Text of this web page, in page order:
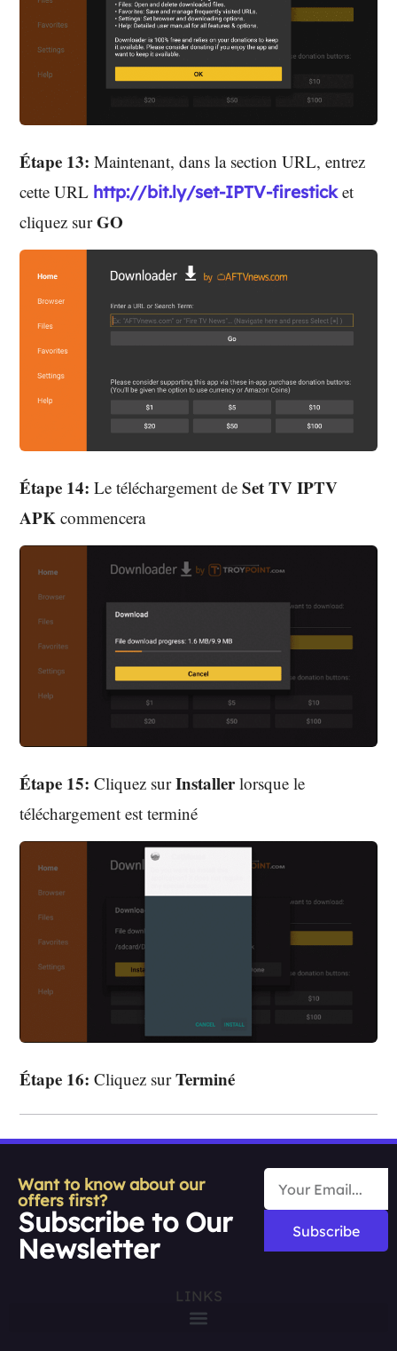
Étape 13: Maintenant, dans la section URL, entrez
cette URL http://bit.ly/set-IPTV-firesticket
cliquez surGO
Étape 14: Le téléchargement deSet TV IPTV
APK commencera
Étape 15: Cliquez surInstallerlorsque le
téléchargement est terminé
Étape 16: Cliquez surTerminé
Want to know about our
offers first?
Subscribe to Our
Newsletter
Subscribe
LINKS